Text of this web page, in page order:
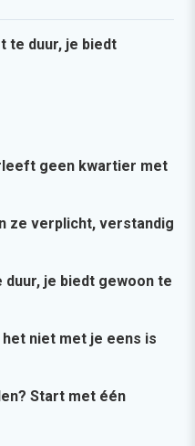
te duur, je biedt
geen kwartier met
ze verplicht, verstandig
duur, je biedt gewoon te
niet met je eens is
Start met één